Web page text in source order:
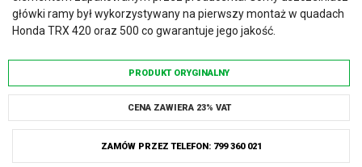
główki ramy był wykorzystywany na pierwszy montaż w quadach
Honda TRX 420 oraz 500 co gwarantuje jego jakość.
PRODUKT ORYGINALNY
CENA ZAWIERA 23% VAT
ZAMÓW PRZEZ TELEFON: 799 360 021